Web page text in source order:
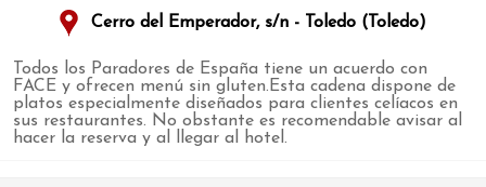
Cerro del Emperador, s/n - Toledo (Toledo)
Todos los Paradores de España tiene un acuerdo con
FACE y ofrecen menú sin gluten.Esta cadena dispone de
platos especialmente diseñados para clientes celíacos en
sus restaurantes. No obstante es recomendable avisar al
hacer la reserva y al llegar al hotel.